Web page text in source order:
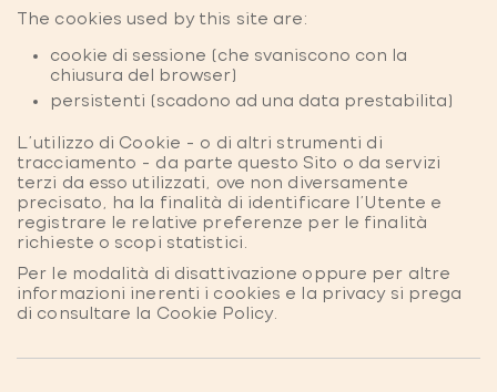
The cookies used by this site are:
cookie di sessione (che svaniscono con la
chiusura del browser)
persistenti (scadono ad una data prestabilita)
L’utilizzo di Cookie – o di altri strumenti di
tracciamento – da parte questo Sito o da servizi
terzi da esso utilizzati, ove non diversamente
precisato, ha la finalità di identificare l’Utente e
registrare le relative preferenze per le finalità
richieste o scopi statistici.
Per le modalità di disattivazione oppure per altre
informazioni inerenti i cookies e la privacy si prega
di consultare la Cookie Policy.